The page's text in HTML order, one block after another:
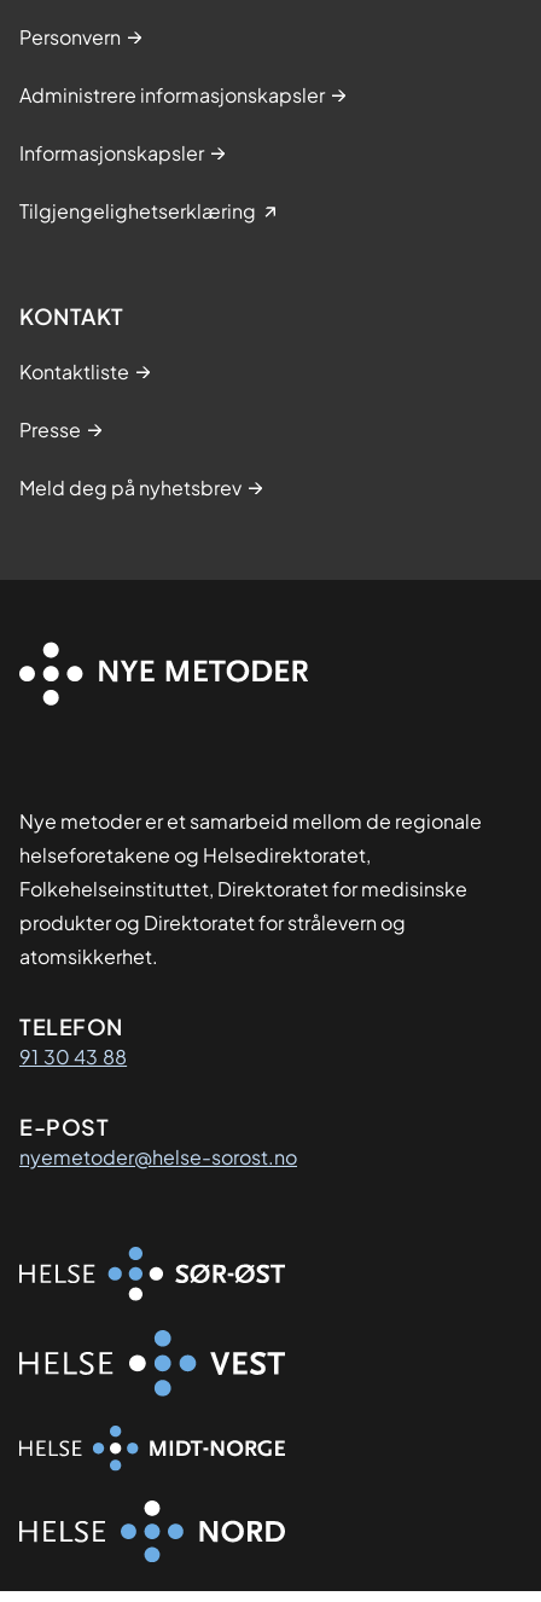
Personvern
Administrere informasjonskapsler
Informasjonskapsler
Tilgjengelighetserklæring
KONTAKT
Kontaktliste
Presse
Meld deg på nyhetsbrev
Nye metoder er et samarbeid mellom de regionale
helseforetakene og Helsedirektoratet,
Folkehelseinstituttet, Direktoratet for medisinske
produkter og Direktoratet for strålevern og
atomsikkerhet.
Kontaktinformasjon
TELEFON
91 30 43 88
E-POST
nyemetoder@helse-sorost.no
Organisasjon